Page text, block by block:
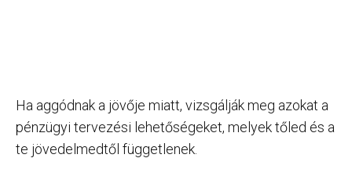
Ha aggódnak a jövője miatt, vizsgálják meg azokat a
pénzügyi tervezési lehetőségeket, melyek tőled és a
te jövedelmedtől függetlenek.